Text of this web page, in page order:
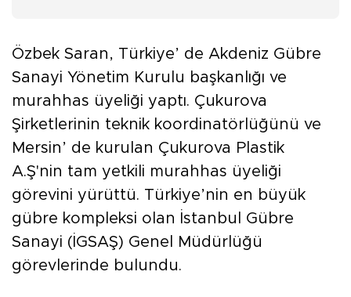
Özbek Saran, Türkiye’ de Akdeniz Gübre
Sanayi Yönetim Kurulu başkanlığı ve
murahhas üyeliği yaptı. Çukurova
Şirketlerinin teknik koordinatörlüğünü ve
Mersin’ de kurulan Çukurova Plastik
A.Ş'nin tam yetkili murahhas üyeliği
görevini yürüttü. Türkiye’nin en büyük
gübre kompleksi olan İstanbul Gübre
Sanayi (İGSAŞ) Genel Müdürlüğü
görevlerinde bulundu.